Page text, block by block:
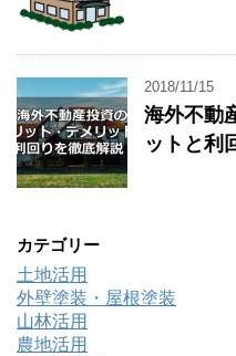
2018/11/15
海外不動
ットと利
カテゴリー
土地活用
外壁塗装・屋根塗装
山林活用
農地活用